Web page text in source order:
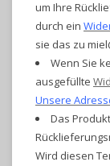
um Ihre
durch ein
sie das zu
Wenn Sie
ausgefüllte
Unsere
Das
Wird diesen